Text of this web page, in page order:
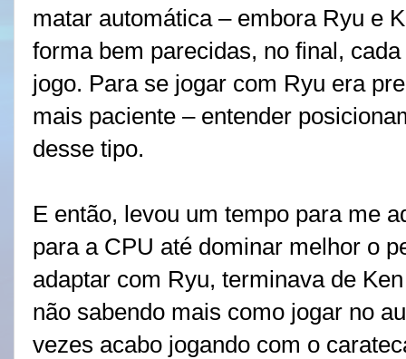
matar automática – embora Ryu e
forma bem parecidas, no final,
jogo. Para se jogar com Ryu era
mais paciente – entender
desse tipo.
E então, levou um tempo para me
para a CPU até dominar melhor o
adaptar com Ryu, terminava de
não sabendo mais como jogar no
vezes acabo jogando com o